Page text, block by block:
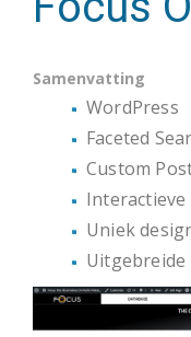
Samenvatting
WordPress
Faceted
Custom
Uniek